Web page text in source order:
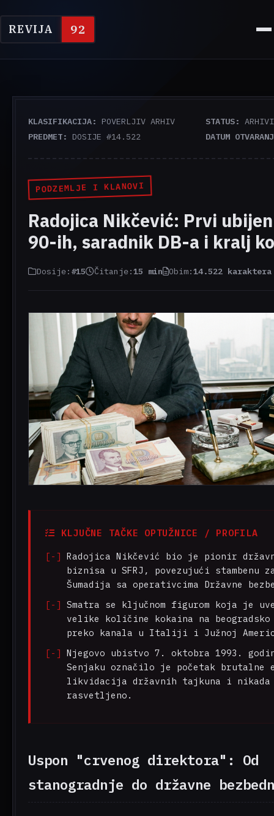
REVIJA 92
KLASIFIKACIJA:
POVERLJIV ARHIV
PREDMET:
DOSIJE #14.522
STATUS:
DATUM
PODZEMLJE I KLANOVI
Radojica Nikčević: Prvi
90-ih, saradnik DB-a i kralj
Dosije: #15 Čitanje:15 min Obim:14.522 karaktera
KLJUČNE TAČKE OPTUŽNICE / PROFILA
Radojica Nikčević bio je pionir
biznisa u SFRJ, povezujući stambenu
Šumadija sa operativcima Državne
Smatra se ključnom figurom koja je
velike količine kokaina na
preko kanala u Italiji i Južnoj
Njegovo ubistvo 7. oktobra 1993.
Senjaku označilo je početak brutalne
likvidacija državnih tajkuna i
rasvetljeno.
Uspon "crvenog direktora": Od
stanogradnje do državne